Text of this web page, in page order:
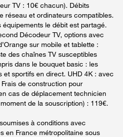
TV : 10€ chacun). Débits
réseau et ordinateurs compatibles.
équipements le débit est partagé.
Décodeur TV, options avec
sur mobile et tablette :
des chaînes TV susceptibles
dans le bouquet basic : les
sportifs en direct. UHD 4K : avec
de construction pour
cas de déplacement technicien
de la souscription) : 119€.
soumises à conditions avec
en France métropolitaine sous